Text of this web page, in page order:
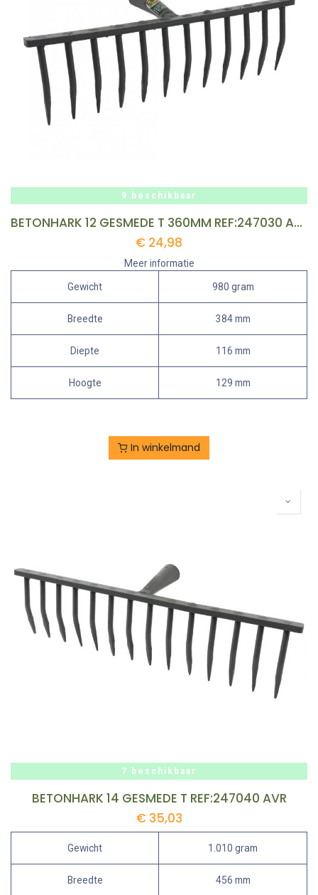
9 beschikbaar
BETONHARK 12 GESMEDE T 360MM REF:247030 AVR
€ 24,98
Meer informatie
Gewicht 980 gram
Breedte 384 mm
Diepte 116 mm
Hoogte 129 mm
In winkelmand
7 beschikbaar
BETONHARK 14 GESMEDE T REF:247040 AVR
€ 35,03
Gewicht 1.010 gram
Breedte 456 mm